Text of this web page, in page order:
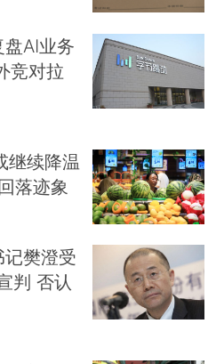
AI业务
竞对拉
继续降温
落迹象
樊澄受
判 否认